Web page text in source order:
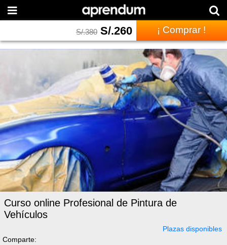
S/.380 S/.260 ¡ Comprar !
Curso online Profesional de Pintura de
Vehículos
Plazas disponibles
Comparte: